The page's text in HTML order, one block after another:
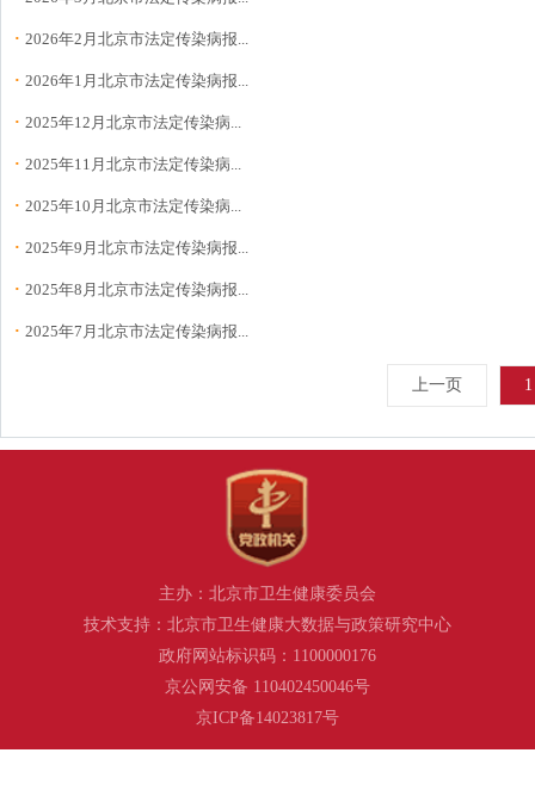
· 2026年2月北京市法定传染病报...
· 2026年1月北京市法定传染病报...
· 2025年12月北京市法定传染病...
· 2025年11月北京市法定传染病...
· 2025年10月北京市法定传染病...
· 2025年9月北京市法定传染病报...
· 2025年8月北京市法定传染病报...
· 2025年7月北京市法定传染病报...
上一页 1
主办：北京市卫生健康委员会
技术支持：北京市卫生健康大数据与政策研究中心
政府网站标识码：1100000176
京公网安备 110402450046号
京ICP备14023817号